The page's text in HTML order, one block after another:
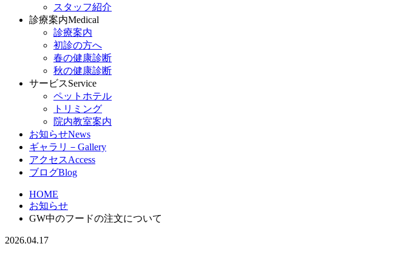
スタッフ紹介
診療案内Medical
診療案内
初診の方へ
春の健康診断
秋の健康診断
サービスService
ペットホテル
トリミング
院内教室案内
お知らせNews
ギャラリ－ Gallery
アクセスAccess
ブログBlog
HOME
お知らせ
GW中のフードの注文について
2026.04.17